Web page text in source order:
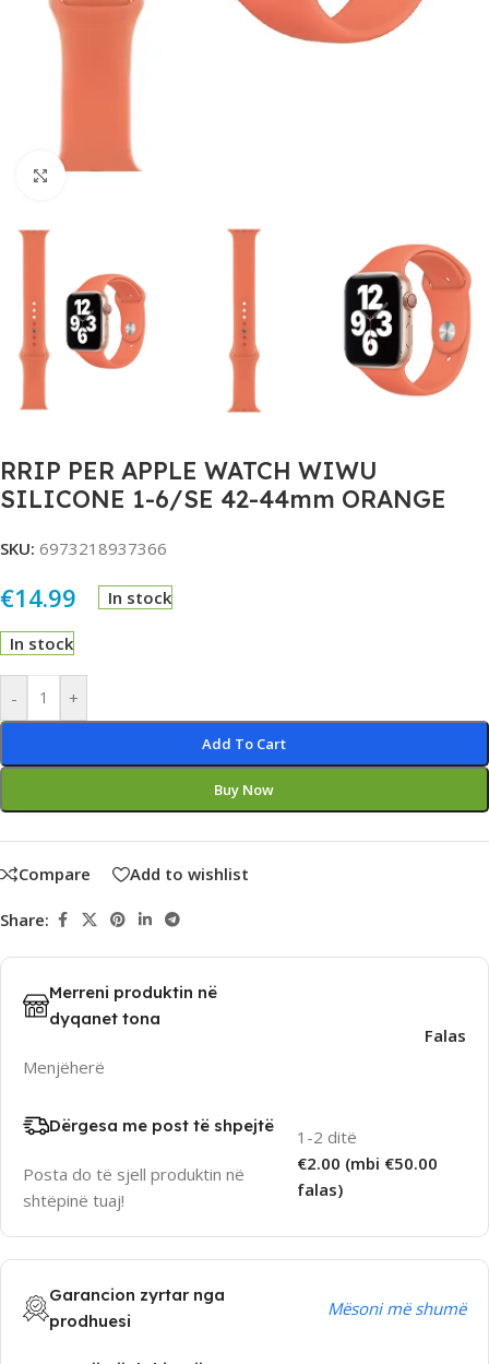
Click to enlarge
RRIP PER APPLE WATCH WIWU
SILICONE 1-6/SE 42-44mm ORANGE
SKU: 6973218937366
€14.99 In stock
In stock
- +
Add To Cart
Buy Now
Alternative:
Compare Add to wishlist
Share:
Merreni produktin në
dyqanet tona
Menjëherë
Falas
Dërgesa me post të shpejtë
Posta do të sjell produktin në
shtëpinë tuaj!
1-2 ditë
€2.00 (mbi €50.00
falas)
Garancion zyrtar nga
prodhuesi
Mësoni më shumë